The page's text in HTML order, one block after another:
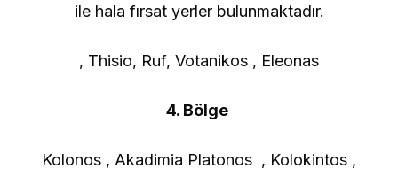
ile hala fırsat yerler bulunmaktadır.
, Thisio, Ruf, Votanikos , Eleonas
4. Bölge
Kolonos , Akadimia Platonos , Kolokintos ,